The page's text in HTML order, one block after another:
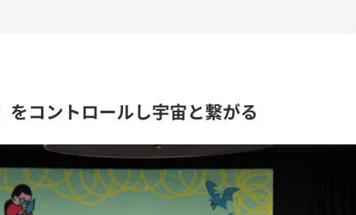
をコントロールし宇宙と繋がる